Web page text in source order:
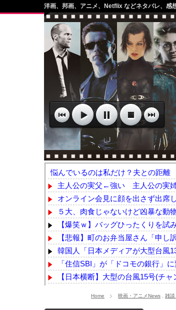
洋画、邦画、アニメ、Netflix などネタバレ、感
悩んでいるのは私だけ？夫との距離
主人公の実父←強い 主人公の実
オンライン会見に顔を出さず出席
５大、肉食じゃないけど凶暴な動
【爆笑ｗ】バッグひったくりを試
【悲報】町のお弁当屋さん「申し
韓国人「日本メディアが大型台風
「住信SBI」が「ドコモの銀行」
【日本横断】大型の台風15号(チ
Home 映画・アニメNews 雑談